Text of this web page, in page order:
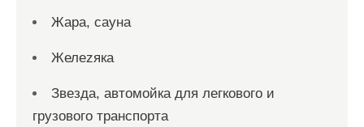
Жара, сауна
Желеzяка
Звезда, автомойка для легкового и
грузового транспорта